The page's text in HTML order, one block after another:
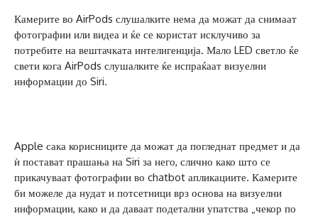
Камерите во AirPods слушалките нема да можат да снимаат
фотографии или видеа и ќе се користат исклучиво за
потребите на вештачката интелигенција. Мало LED светло ќе
свети кога AirPods слушалките ќе испраќаат визуелни
информации до Siri.
Apple сака корисниците да можат да погледнат предмет и да
ѝ постават прашања на Siri за него, слично како што се
прикачуваат фотографии во chatbot апликациите. Камерите
би можеле да нудат и потсетници врз основа на визуелни
информации, како и да даваат подетални упатства „чекор по